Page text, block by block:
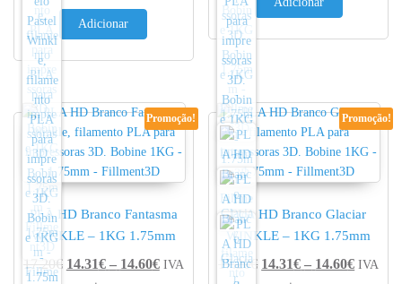
Adicionar
Promoção!
PLA HD Branco Fantasma
WINKLE – 1KG 1.75mm
17.20€ 14.31€ – 14.60€Price range: 14.31€ through 14.60€
IVA
Promoção!
PLA HD Branco Glaciar
WINKLE – 1KG 1.75mm
17.20€ 14.31€ – 14.60€Price
IVA